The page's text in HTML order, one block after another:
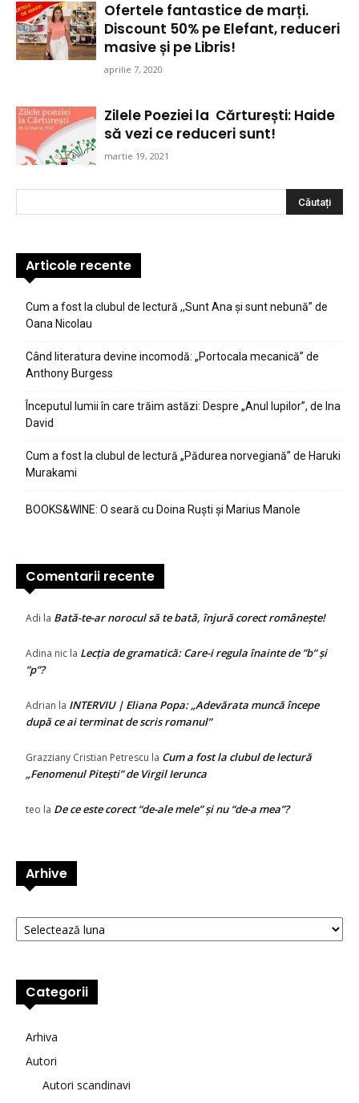
Ofertele fantastice de marți.
Discount 50% pe Elefant, reduceri
masive și pe Libris!
aprilie 7, 2020
Zilele Poeziei la Cărturești: Haide
să vezi ce reduceri sunt!
martie 19, 2021
Articole recente
Cum a fost la clubul de lectură ,,Sunt Ana şi sunt nebună” de
Oana Nicolau
Când literatura devine incomodă: „Portocala mecanică” de
Anthony Burgess
Începutul lumii în care trăim astăzi: Despre „Anul lupilor”, de Ina
David
Cum a fost la clubul de lectură „Pădurea norvegiană” de Haruki
Murakami
BOOKS&WINE: O seară cu Doina Ruști și Marius Manole
Comentarii recente
Adi la Bată-te-ar norocul să te bată, înjură corect românește!
Adina nic la Lecția de gramatică: Care-i regula înainte de ”b” și
”p”?
Adrian la INTERVIU | Eliana Popa: „Adevărata muncă începe
după ce ai terminat de scris romanul”
Grazziany Cristian Petrescu la Cum a fost la clubul de lectură
„Fenomenul Pitești” de Virgil Ierunca
teo la De ce este corect “de-ale mele” și nu “de-a mea”?
Arhive
Arhive
Categorii
Arhiva
Autori
Autori scandinavi